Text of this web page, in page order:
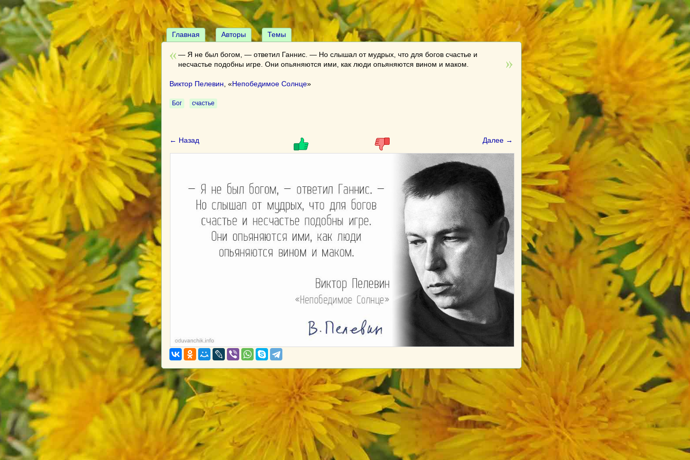
Главная Авторы Темы
— Я не был богом, — ответил Ганнис. — Но слышал от мудрых, что для богов счастье и
несчастье подобны игре. Они опьяняются ими, как люди опьяняются вином и маком.
Виктор Пелевин , «Непобедимое Солнце»
Бог счастье
← Назад Далее →